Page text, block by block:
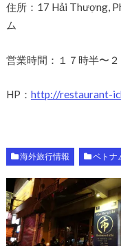
住所：17 Hải Thượng,
ム
営業時間：１７時半〜
HP： http://restaurant-
海外旅行情報 ベトナ